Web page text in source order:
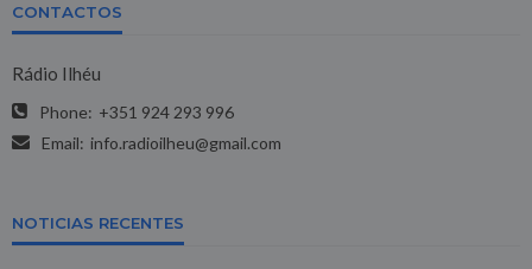
CONTACTOS
Rádio Ilhéu
Phone: +351 924 293 996
Email: info.radioilheu@gmail.com
NOTICIAS RECENTES